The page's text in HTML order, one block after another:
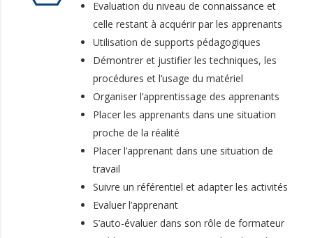
Evaluation du niveau de connaissance et
celle restant à acquérir par les apprenants
Utilisation de supports pédagogiques
Démontrer et justifier les techniques, les
procédures et l’usage du matériel
Organiser l’apprentissage des apprenants
Placer les apprenants dans une situation
proche de la réalité
Placer l’apprenant dans une situation de
travail
Suivre un référentiel et adapter les activités
Evaluer l’apprenant
S’auto-évaluer dans son rôle de formateur